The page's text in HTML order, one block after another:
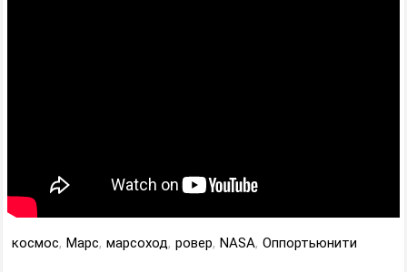
космос, Марс, марсоход, ровер, NASA, Оппортьюнити